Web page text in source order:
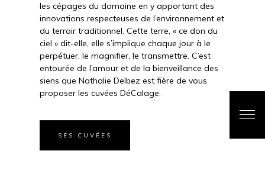
les cépages du domaine en y apportant des
innovations respecteuses de l’environnement et
du terroir traditionnel. Cette terre, « ce don du
ciel » dit-elle, elle s’implique chaque jour à le
perpétuer, le magnifier, le transmettre. C’est
entourée de l’amour et de la bienveillance des
siens que Nathalie Delbez est fière de vous
proposer les cuvées DéCalage.
SES CUVÉES